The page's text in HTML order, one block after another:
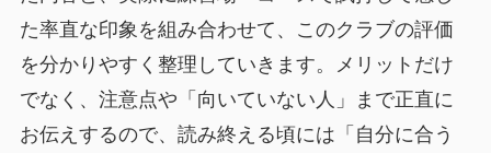
た率直な印象を組み合わせて、このクラブの評価
を分かりやすく整理していきます。メリットだけ
でなく、注意点や「向いていない人」まで正直に
お伝えするので、読み終える頃には「自分に合う